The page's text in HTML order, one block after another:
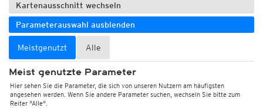
Kartenausschnitt wechseln
Parameterauswahl ausblenden
Meistgenutzt Alle
Meist genutzte Parameter
Hier sehen Sie die Parameter, die sich von unseren Nutzern am häufigsten
angesehen werden. Wenn Sie andere Parameter suchen, wechseln Sie bitte zum
Reiter "Alle".